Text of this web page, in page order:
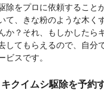
除をプロに依頼すること
て、きな粉のような木く
か？それ、もしかしたら
してもらえるので、自分
ビスです。
クイムシ駆除を予約